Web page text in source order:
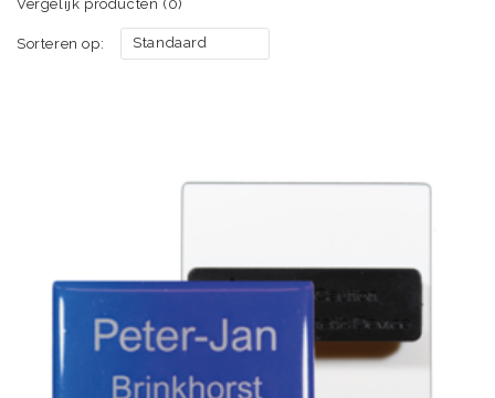
Vergelijk producten (0)
Sorteren op: Standaard